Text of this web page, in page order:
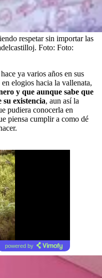
respetar sin importar las
Foto: Foto:
ya varios años en sus
elogios hacia la vallenata,
y que aunque sabe que
existencia, aun así la
pudiera conocerla en
piensa cumplir a como dé
powered by